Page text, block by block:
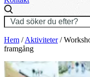
Hem /Aktiviteter/
framgång